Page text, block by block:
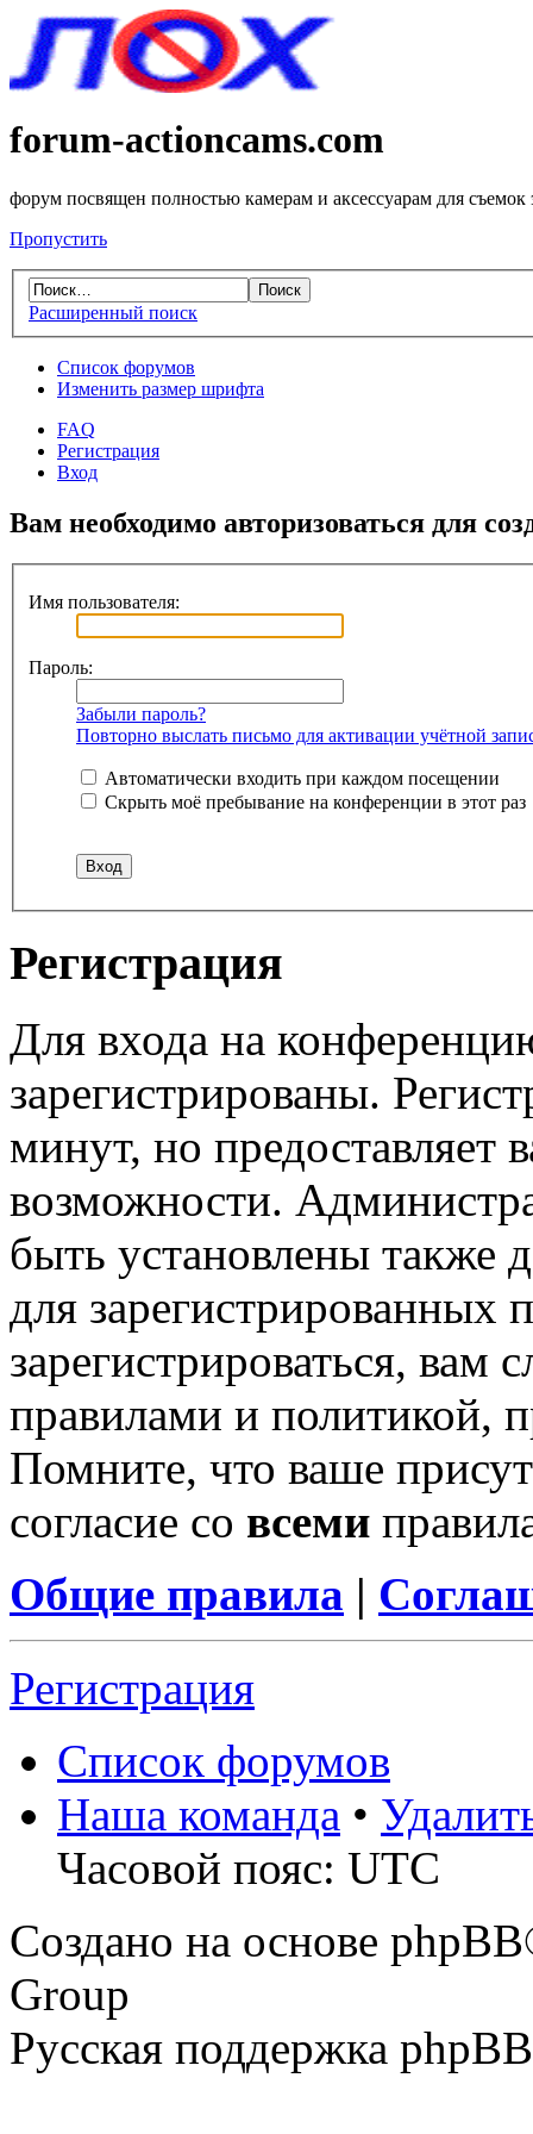
forum-actioncams.com
форум посвящен полностью камерам и аксессуарам для съемок
Пропустить
Расширенный поиск
Список форумов
Изменить размер шрифта
FAQ
Регистрация
Вход
Вам необходимо авторизоваться для
Имя пользователя:
Пароль:
Забыли пароль?
Повторно выслать письмо для активации учётной
Автоматически входить при каждом посещении
Скрыть моё пребывание на конференции в этот раз
Регистрация
Для входа на
зарегистрированы.
минут, но предоставляет
возможности.
быть установлены также
для зарегистрированных
зарегистрироваться, вам
правилами и политикой,
Помните, что ваше
согласие со всеми
Общие правила |
Регистрация
Список форумов
Наша команда •
Часовой пояс: UTC
Создано на основе
Group
Русская поддержка phpBB